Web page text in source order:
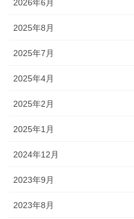
2026年6月
2025年8月
2025年7月
2025年4月
2025年2月
2025年1月
2024年12月
2023年9月
2023年8月